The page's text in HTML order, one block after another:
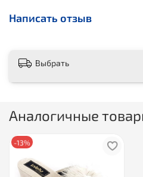
Написать отзыв
Выбрать
Аналогичные
-13%